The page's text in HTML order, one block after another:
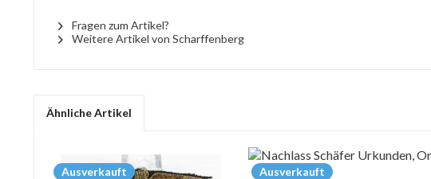
Fragen zum Artikel?
Weitere Artikel von Scharffenberg
Ähnliche Artikel
Ausverkauft Ausverkauft